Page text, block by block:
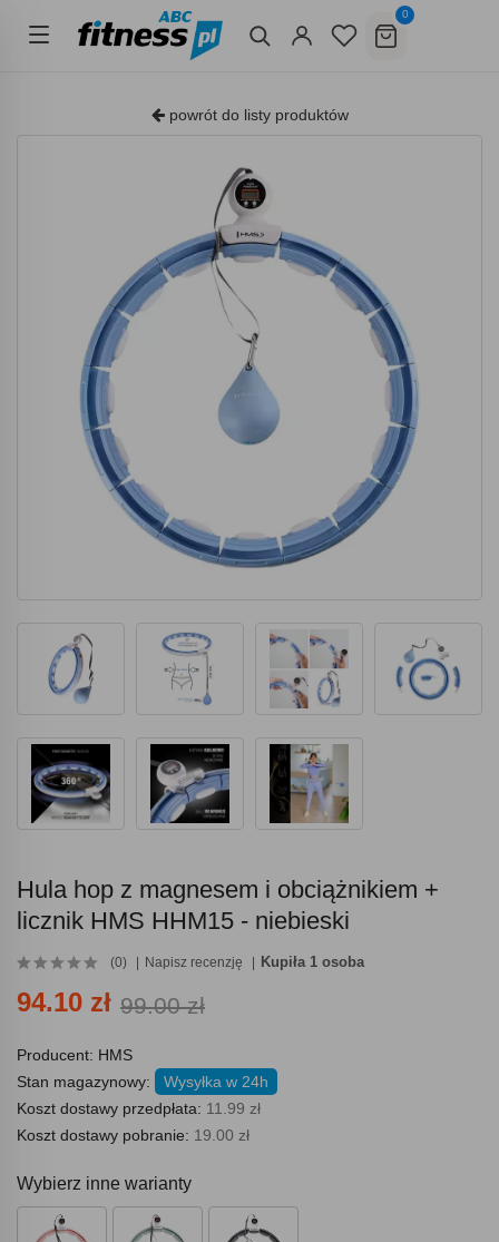
0
powrót do listy produktów
Hula hop z magnesem i obciążnikiem +
licznik HMS HHM15 - niebieski
(0) Napisz recenzję Kupiła 1 osoba
94.10 zł 99.00 zł
Producent: HMS
Stan magazynowy:
Wysyłka w 24h
Koszt dostawy przedpłata: 11.99 zł
Koszt dostawy pobranie: 19.00 zł
Wybierz inne warianty